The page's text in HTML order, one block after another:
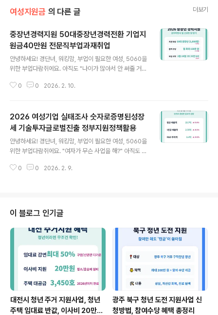
여성지원금 의 다른 글 더보기
중장년경력지원 50대중장년경력전환 기업지
원금40만원 전문직부업과재취업
안녕하세요! 경단녀, 워킹맘, 부업이 필요한 여성, 5060을
위한 부업다람쥐에요. 아직도 "나이가 많아서 안 써줄 거
계신가요? 2026년 현재, 세상은 무섭게 변하고 있고 국가
도조차 하지 않는다면, 그건 기회의 문을 스스로 닫는 것과
같습니다. 나이 때문에 안 된다는 고정관념에서 벗어나 손
내밀어 줄 때 일어나세요. 지금 안 움직이면 내년에도 똑같
이 "돈 없다, 힘들다" 소리만 되풀이할 가능성이 높으니까
요. 지갑을 채우는 건 한숨이 아니라 '정보'와 '실행력'입니
다. 딱 5분만 집중해서 읽어보세요! 1. 50대 중장년 경력전
0 0 2026. 2. 10.
2026 여성기업 실태조사 숫자로증명된성장
세 기술투자글로벌진출 정부지원정책활용
안녕하세요! 경단녀, 워킹맘, 부업이 필요한 여성, 5060을
위한 부업다람쥐에요. "여자가 무슨 사업을 해?" 아직도 이
2일, 중소벤처기업부가 발표한 '여성기업 실태조사' 결과
여성 사장님들이 남성 못지않게, 아니 어떤 면에서는 훨씬
더 영리하게 경영하고 있다는 강력한 증거입니다. 지금 이
런 거대한 흐름을 모르고 "나는 안 돼"라고 포기하고 계신
다면, 5년 후 여러분의 통장 잔고는 결코 변하지 않을 거예
고민해야 ..
0 0 2026. 2. 9.
이 블로그 인기글
대전시 청년 주거 지원사업, 청년
주택 임대료 반값, 이사비 20만원
광주 북구 청년 도전 지원사업 신
청방법, 참여수당 혜택 총정리